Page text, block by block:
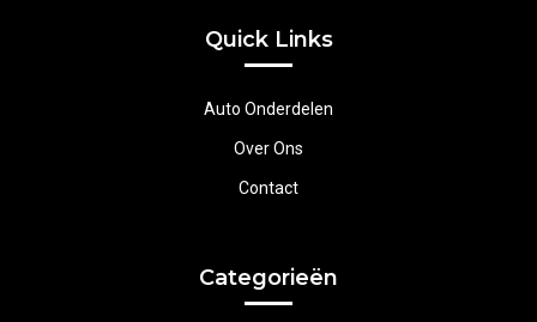
Quick Links
Auto Onderdelen
Over Ons
Contact
Categorieën